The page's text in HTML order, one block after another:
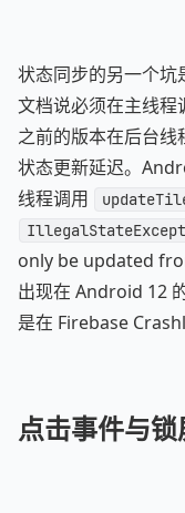
状态同步的另一个坑
文档说必须在主线
之前的版本在后台
状态更新延迟。
线程调用
only be updated
出现在 Android 12
是在 Firebase
点击事件与